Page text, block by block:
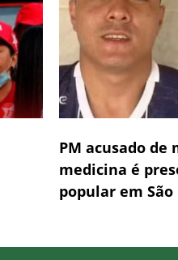
PM acusado
medicina é
popular em São